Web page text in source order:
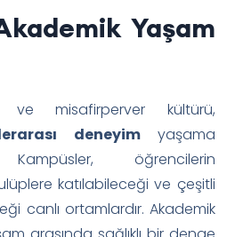
Yaşam
ve misafirperver kültürü,
deneyimyaşama
öğrencilerin
katılabileceği ve çeşitli
canlı ortamlardır. Akademik